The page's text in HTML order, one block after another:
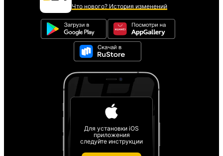
Что нового? История изменений
Для установки iOS
приложения
следуйте инструкции